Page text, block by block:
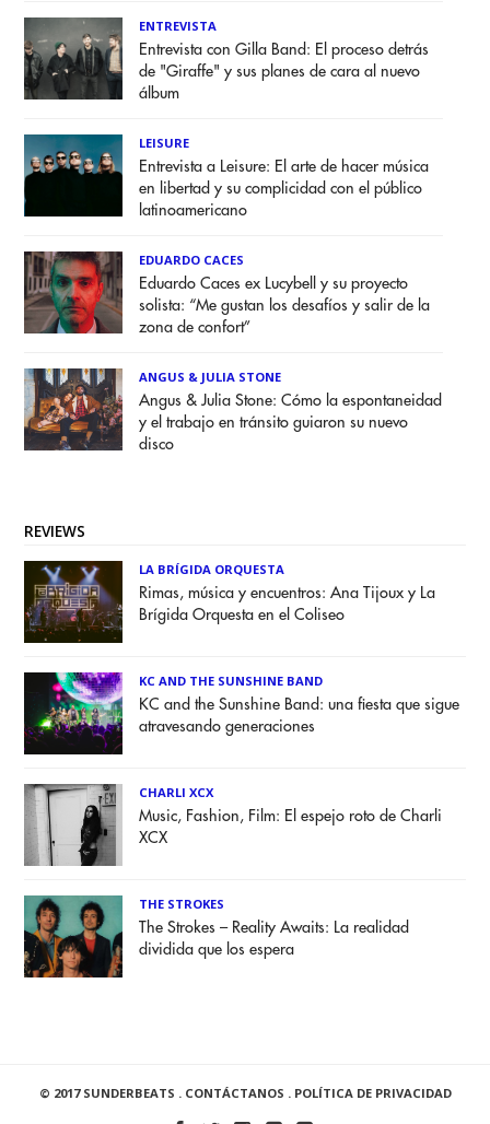
ENTREVISTA
Entrevista con Gilla Band: El proceso detrás
de "Giraffe" y sus planes de cara al nuevo
álbum
LEISURE
Entrevista a Leisure: El arte de hacer música
en libertad y su complicidad con el público
latinoamericano
EDUARDO CACES
Eduardo Caces ex Lucybell y su proyecto
solista: “Me gustan los desafíos y salir de la
zona de confort”
ANGUS & JULIA STONE
Angus & Julia Stone: Cómo la espontaneidad
y el trabajo en tránsito guiaron su nuevo
disco
REVIEWS
LA BRÍGIDA ORQUESTA
Rimas, música y encuentros: Ana Tijoux y La
Brígida Orquesta en el Coliseo
KC AND THE SUNSHINE BAND
KC and the Sunshine Band: una fiesta que sigue
atravesando generaciones
CHARLI XCX
Music, Fashion, Film: El espejo roto de Charli
XCX
THE STROKES
The Strokes – Reality Awaits: La realidad
dividida que los espera
© 2017 SUNDERBEATS . CONTÁCTANOS . POLÍTICA DE PRIVACIDAD